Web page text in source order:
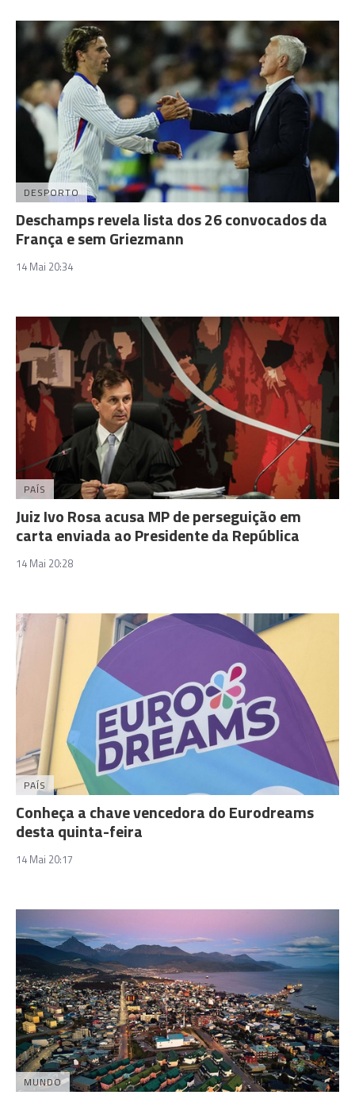
DESPORTO
Deschamps revela lista dos 26 convocados da
França e sem Griezmann
14 Mai 20:34
PAÍS
Juiz Ivo Rosa acusa MP de perseguição em
carta enviada ao Presidente da República
14 Mai 20:28
PAÍS
Conheça a chave vencedora do Eurodreams
desta quinta-feira
14 Mai 20:17
MUNDO